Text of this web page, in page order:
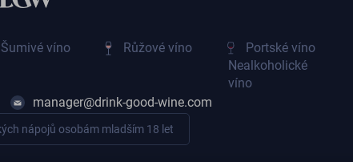
Šumivé víno Růžové víno
Portské víno
Nealkoholické
víno
manager@drink-good-wine.com
nápojů osobám mladším 18 let